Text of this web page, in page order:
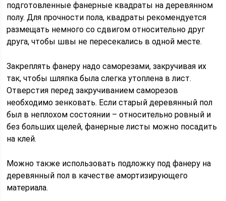
подготовленные фанерные квадраты на деревянном
полу. Для прочности пола, квадраты рекомендуется
размещать немного со сдвигом относительно друг
друга, чтобы швы не пересекались в одной месте.
Закреплять фанеру надо саморезами, закручивая их
так, чтобы шляпка была слегка утоплена в лист.
Отверстия перед закручиванием саморезов
необходимо зенковать. Если старый деревянный пол
был в неплохом состоянии – относительно ровный и
без больших щелей, фанерные листы можно посадить
на клей.
Можно также использовать подложку под фанеру на
деревянный пол в качестве амортизирующего
материала.